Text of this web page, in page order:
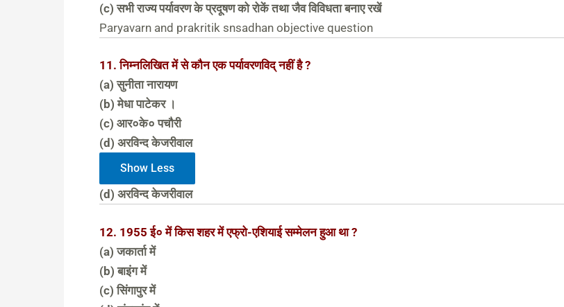
(c) सभी राज्य पर्यावरण के प्रदूषण को रोकें तथा जैव विविधता बनाए रखें
Paryavarn and prakritik snsadhan objective question
11. निम्नलिखित में से कौन एक पर्यावरणविद् नहीं है ?
(a) सुनीता नारायण
(b) मेधा पाटेकर ।
(c) आर०के० पचौरी
(d) अरविन्द केजरीवाल
Show Less
(d) अरविन्द केजरीवाल
12. 1955 ई० में किस शहर में एफ्रो-एशियाई सम्मेलन हुआ था ?
(a) जकार्ता में
(b) बाइंग में
(c) सिंगापुर में